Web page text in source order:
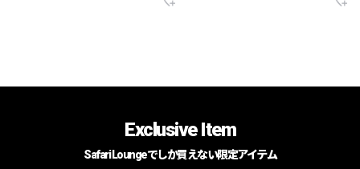
Exclusive Item
Safari Loungeでしか買えない限定アイテム